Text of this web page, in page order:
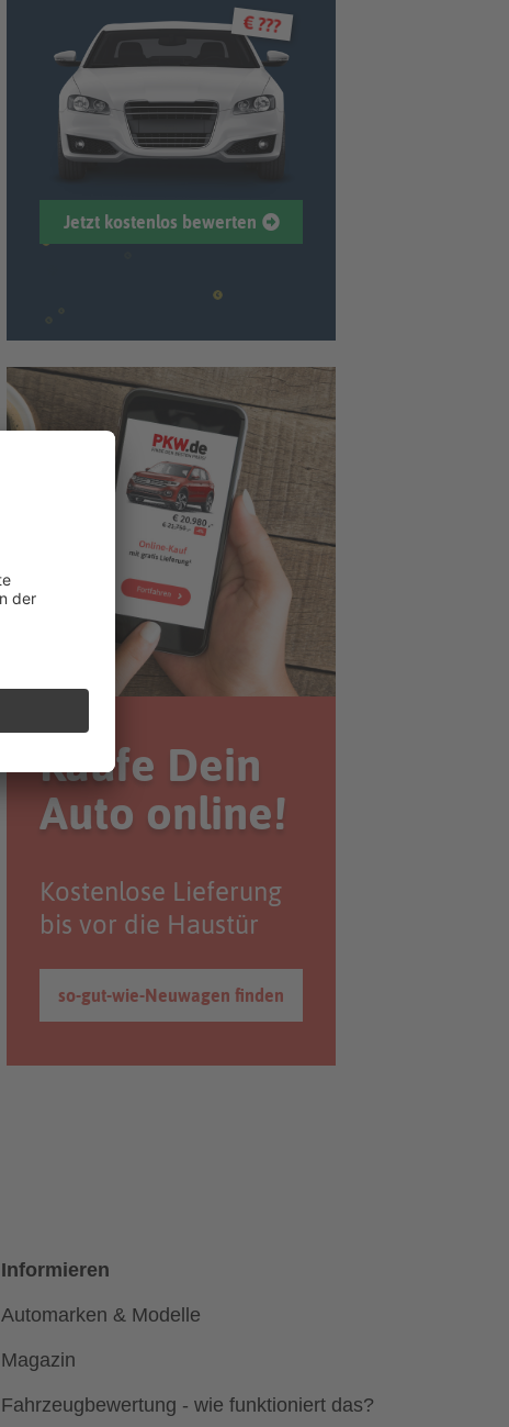
€ ???
Jetzt kostenlos bewerten
Kaufe Dein
Auto online!
Kostenlose Lieferung
bis vor die Haustür
so-gut-wie-Neuwagen finden
Informieren
Automarken & Modelle
Magazin
Fahrzeugbewertung - wie funktioniert das?